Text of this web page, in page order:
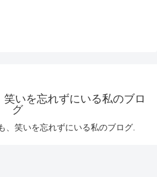
いを忘れずにいる私のブロ
グ
、笑いを忘れずにいる私のブログ.